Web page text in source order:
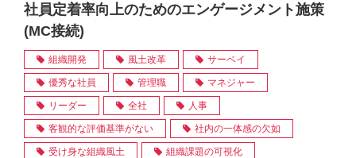
社員定着率向上のためのエンゲージメント施策
(MC接続)
組織開発 風土改革 サーベイ
優秀な社員 管理職 マネジャー
リーダー 全社 人事
客観的な評価基準がない 社内の一体感の欠如
受け身な組織風土 組織課題の可視化